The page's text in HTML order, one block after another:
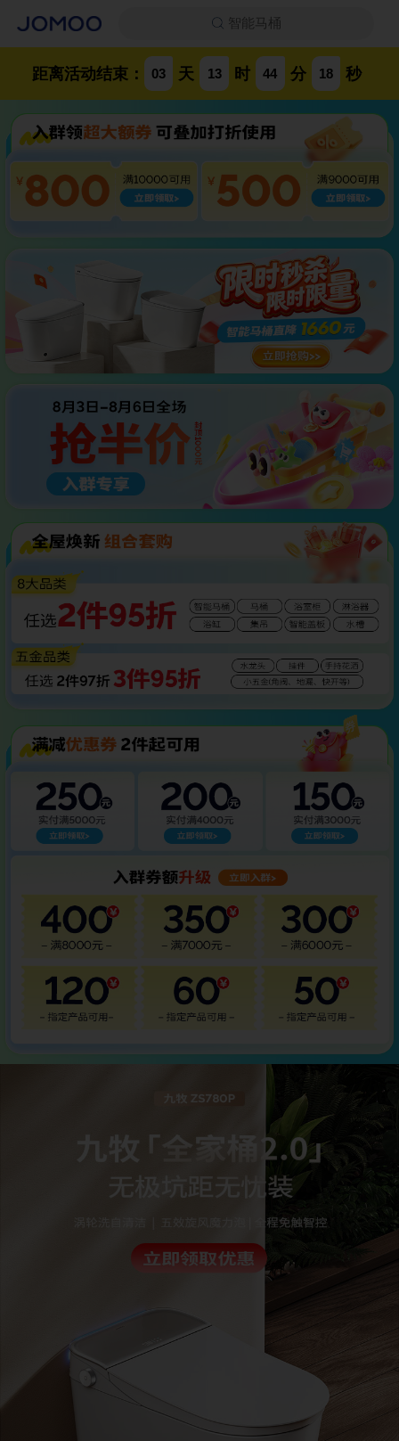
智能马桶
距离活动结束： 03 天 13 时 44 分 17 秒